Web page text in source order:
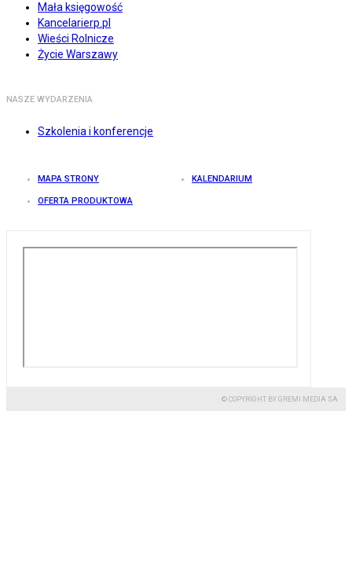
Mała księgowość
Kancelarierp.pl
Wieści Rolnicze
Życie Warszawy
NASZE WYDARZENIA
Szkolenia i konferencje
MAPA STRONY KALENDARIUM
OFERTA PRODUKTOWA
© COPYRIGHT BY GREMI MEDIA SA